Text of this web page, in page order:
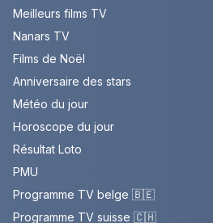
Meilleurs films TV
Nanars TV
Films de Noël
Anniversaire des stars
Météo du jour
Horoscope du jour
Résultat Loto
PMU
Programme TV belge 🇧🇪
Programme TV suisse 🇨🇭